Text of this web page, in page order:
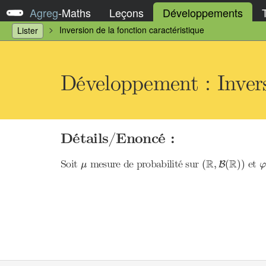
Agreg-Maths Leçons Développements
Lister Inversion de la fonction caractéristique
Développement :
Détails/Enoncé :
Soit μ
μ mesure de probabilité sur (R, B(R))
(R B(R)) et φ